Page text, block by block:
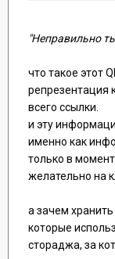
"Неправильно
что такое этот
репрезентация
всего ссылки.
и эту
именно как
только в
желательно на
а зачем
которые
стораджа, за